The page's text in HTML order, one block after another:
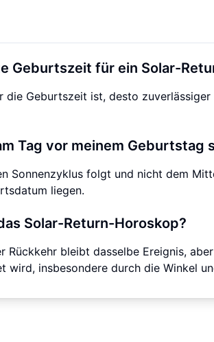
Geburtszeit für ein Solar-
die Geburtszeit ist, desto
Tag vor meinem Geburtstag
Sonnenzyklus folgt und nicht dem
liegen.
Solar-Return-Horoskop?
Rückkehr bleibt dasselbe Ereignis,
wird, insbesondere durch die Winkel